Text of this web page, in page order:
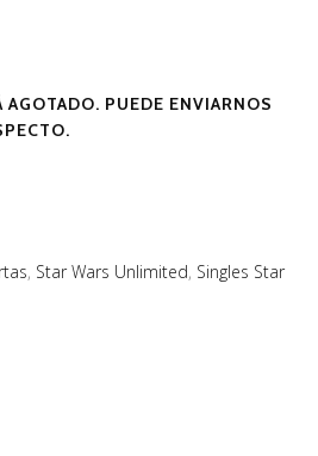
PUEDE ENVIARNOS
, Star Wars Unlimited, Singles Star